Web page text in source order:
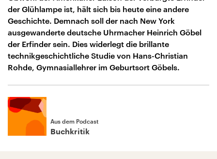
der Glühlampe ist, hält sich bis heute eine andere
Geschichte. Demnach soll der nach New York
ausgewanderte deutsche Uhrmacher Heinrich Göbel
der Erfinder sein. Dies widerlegt die brillante
technikgeschichtliche Studie von Hans-Christian
Rohde, Gymnasiallehrer im Geburtsort Göbels.
Aus dem Podcast
Buchkritik